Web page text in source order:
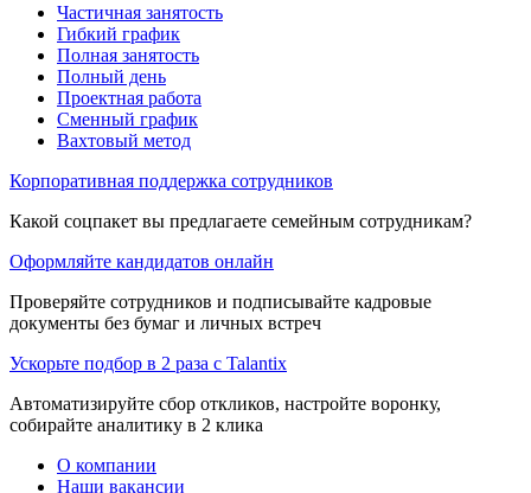
Частичная занятость
Гибкий график
Полная занятость
Полный день
Проектная работа
Сменный график
Вахтовый метод
Корпоративная поддержка сотрудников
Какой соцпакет вы предлагаете семейным сотрудникам?
Оформляйте кандидатов онлайн
Проверяйте сотрудников и подписывайте кадровые
документы без бумаг и личных встреч
Ускорьте подбор в 2 раза с Talantix
Автоматизируйте сбор откликов, настройте воронку,
собирайте аналитику в 2 клика
О компании
Наши вакансии